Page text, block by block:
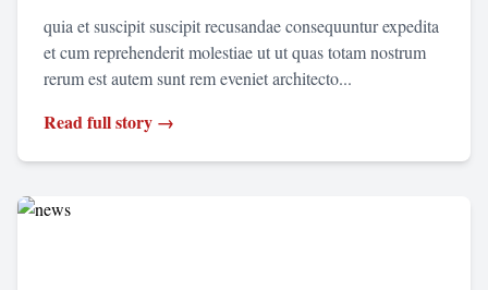
quia et suscipit suscipit recusandae consequuntur expedita
et cum reprehenderit molestiae ut ut quas totam nostrum
rerum est autem sunt rem eveniet architecto...
Read full story →